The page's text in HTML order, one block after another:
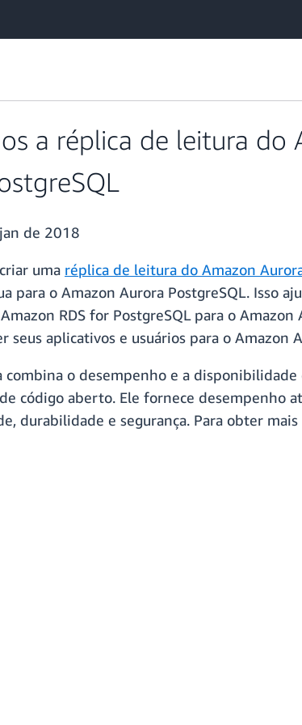
a réplica de leitura do
de 2018
uma réplica de leitura do Amazon
para o Amazon Aurora PostgreSQL. Isso
RDS for PostgreSQL para o
seus aplicativos e usuários para o Amazon
combina o desempenho e a
código aberto. Ele fornece desempenho
durabilidade e segurança. Para obter mais